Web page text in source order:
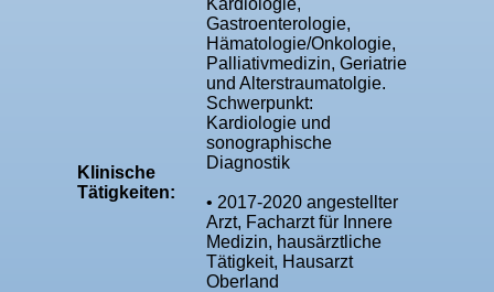
Klinische
Tätigkeiten:
Kardiologie,
Gastroenterologie,
Hämatologie/Onkologie,
Palliativmedizin, Geriatrie
und Alterstraumatolgie.
Schwerpunkt:
Kardiologie und
sonographische
Diagnostik
• 2017-2020 angestellter
Arzt, Facharzt für Innere
Medizin, hausärztliche
Tätigkeit, Hausarzt
Oberland